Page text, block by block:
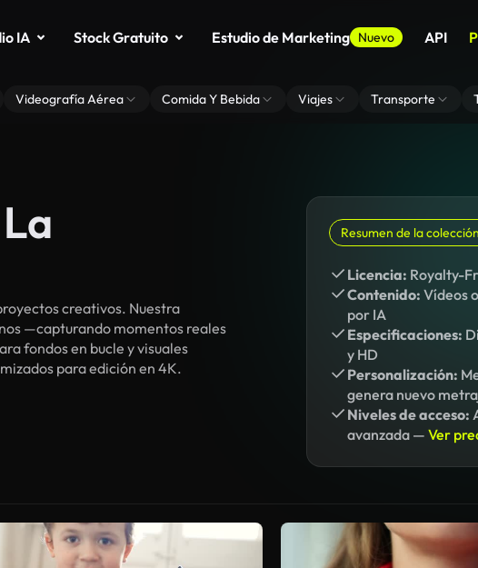
IA Stock Gratuito Estudio de Marketing Nuevo API
Videografía Aérea Comida Y Bebida Viajes Transporte
creativos. Nuestra
—capturando momentos reales
fondos en bucle y visuales
para edición en 4K.
Resumen de la colección
Licencia: Royalty-
Contenido: Vídeos
por IA
Especificaciones:
y HD
Personalización:
genera nuevo
Niveles de acceso:
avanzada — Ver